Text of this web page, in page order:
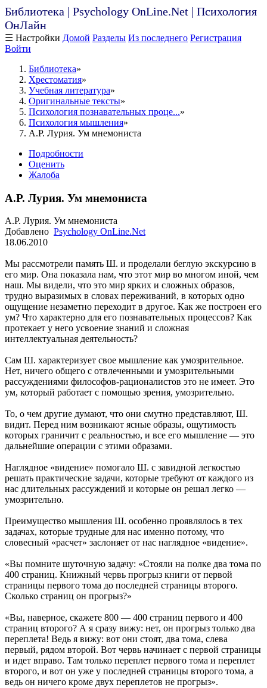
Библиотека | Psychology OnLine.Net | Психология
ОнЛайн
☰ Настройки Домой Разделы Из последнего Регистрация
Войти
Библиотека
Хрестоматия
Учебная литература
Оригинальные тексты
Психология познавательных проце...
Психология мышления
А.Р. Лурия. Ум мнемониста
Подробности
Оценить
Жалоба
А.Р. Лурия. Ум мнемониста
А.Р. Лурия. Ум мнемониста
Добавлено Psychology OnLine.Net
18.06.2010
Мы рассмотрели память Ш. и проделали беглую экскурсию в
его мир. Она показала нам, что этот мир во многом иной, чем
наш. Мы видели, что это мир ярких и сложных образов,
трудно выразимых в словах переживаний, в которых одно
ощущение незаметно переходит в другое. Как же построен его
ум? Что характерно для его познавательных процессов? Как
протекает у него усвоение знаний и сложная
интеллектуальная деятельность?
Сам Ш. характеризует свое мышление как умозрительное.
Нет, ничего общего с отвлеченными и умозрительными
рассуждениями философов-рационалистов это не имеет. Это
ум, который работает с помощью зрения, умозрительно.
То, о чем другие думают, что они смутно представляют, Ш.
видит. Перед ним возникают ясные образы, ощутимость
которых граничит с реальностью, и все его мышление — это
дальнейшие операции с этими образами.
Наглядное «видение» помогало Ш. с завидной легкостью
решать практические задачи, которые требуют от каждого из
нас длительных рассуждений и которые он решал легко —
умозрительно.
Преимущество мышления Ш. особенно проявлялось в тех
задачах, которые трудные для нас именно потому, что
словесный «расчет» заслоняет от нас наглядное «видение».
«Вы помните шуточную задачу: «Стояли на полке два тома по
400 страниц. Книжный червь прогрыз книги от первой
страницы первого тома до последней страницы второго.
Сколько страниц он прогрыз?»
«Вы, наверное, скажете 800 — 400 страниц первого и 400
страниц второго? А я сразу вижу: нет, он прогрыз только два
переплета! Ведь я вижу: вот они стоят, два тома, слева
первый, рядом второй. Вот червь начинает с первой страницы
и идет вправо. Там только переплет первого тома и переплет
второго, и вот он уже у последней страницы второго тома, а
ведь он ничего кроме двух переплетов не прогрыз».